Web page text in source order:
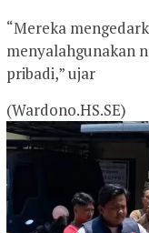
“Mereka
menyalahgunakan
pribadi,” ujar
(Wardono.HS.SE)